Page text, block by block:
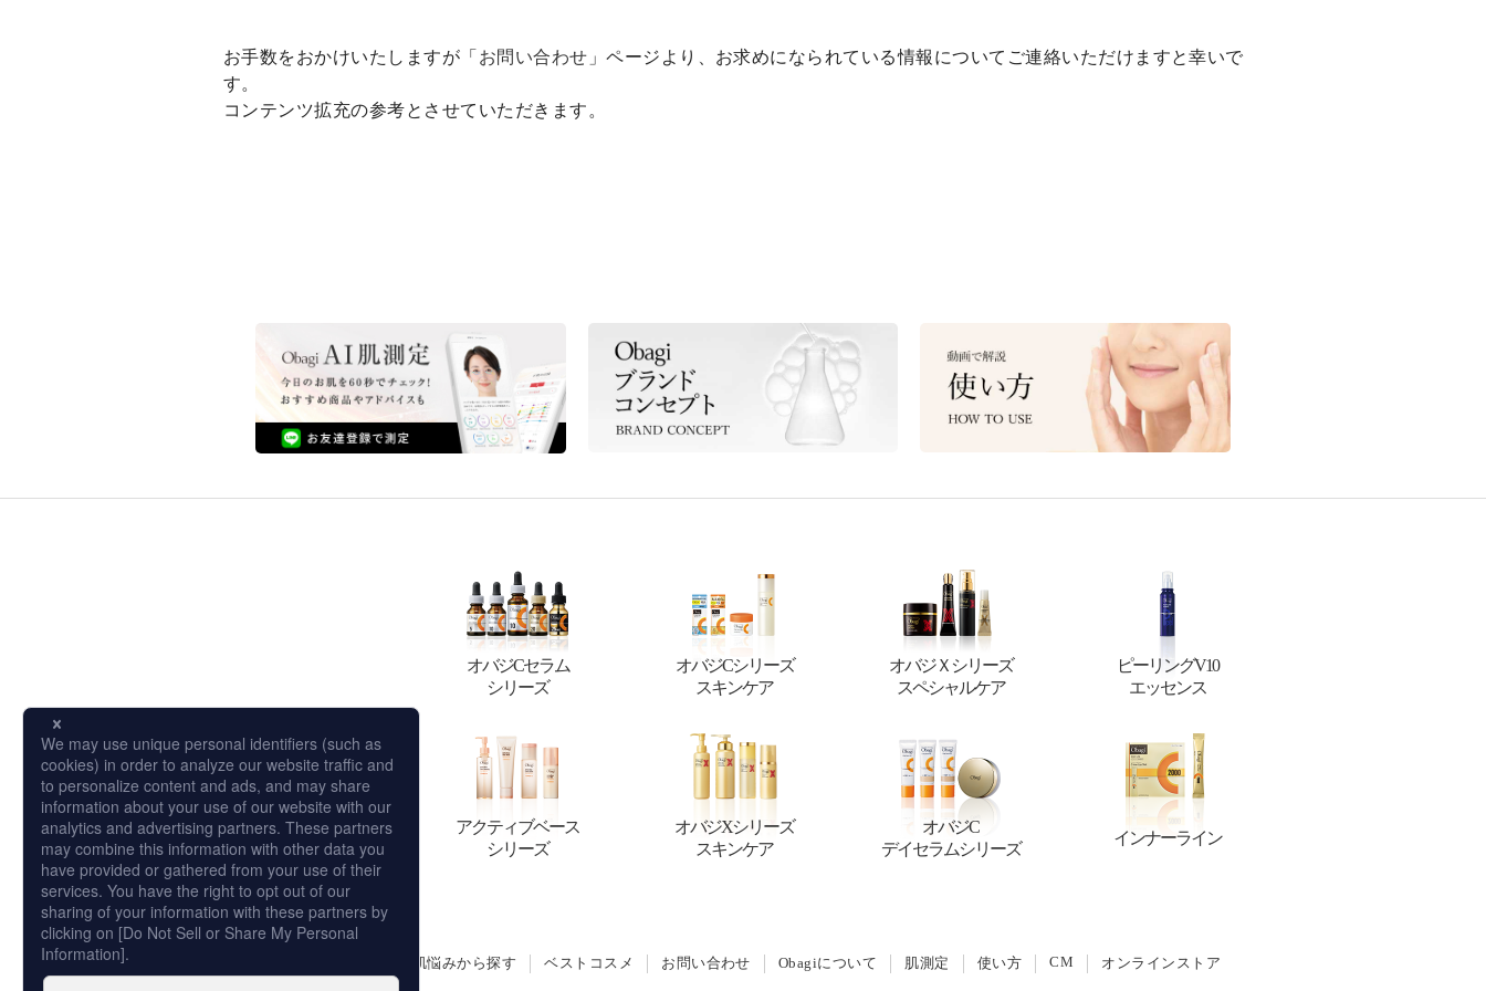
お手数をおかけいたしますが「 お問い合わせ 」ページより、お求めになられている情報についてご連絡いただけますと幸いで
す。
コンテンツ拡充の参考とさせていただきます。
オバジCセラム
シリーズ
オバジCシリーズ
スキンケア
オバジＸシリーズ
スペシャルケア
ピーリングV10
エッセンス
アクティブベース
シリーズ
オバジXシリーズ
スキンケア
オバジC
デイセラムシリーズ
インナーライン
肌悩みから探す ベストコスメ お問い合わせ Obagiについて 肌測定 使い方 CM オンラインストア